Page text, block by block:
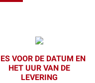
VOOR DE DATUM EN
HET UUR VAN DE
LEVERING